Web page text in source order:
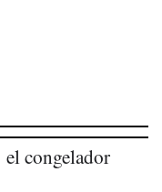
el congelador